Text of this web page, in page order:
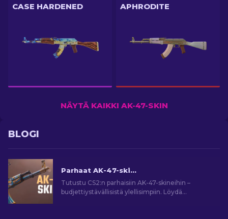
CASE HARDENED APHRODITE
NÄYTÄ KAIKKI AK-47-SKIN
BLOGI
Parhaat AK-47-skinit CS2:ssa [2026]
Tutustu CS2:n parhaisiin AK-47-skineihin –
budjettiystävällisistä ylellisimpiin. Löydä